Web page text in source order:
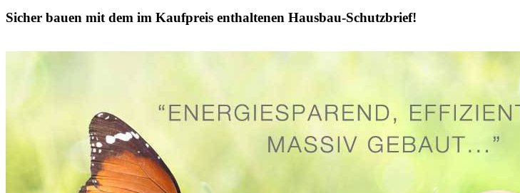
Sicher bauen mit dem im Kaufpreis enthaltenen Hausbau-Schutzbrief!